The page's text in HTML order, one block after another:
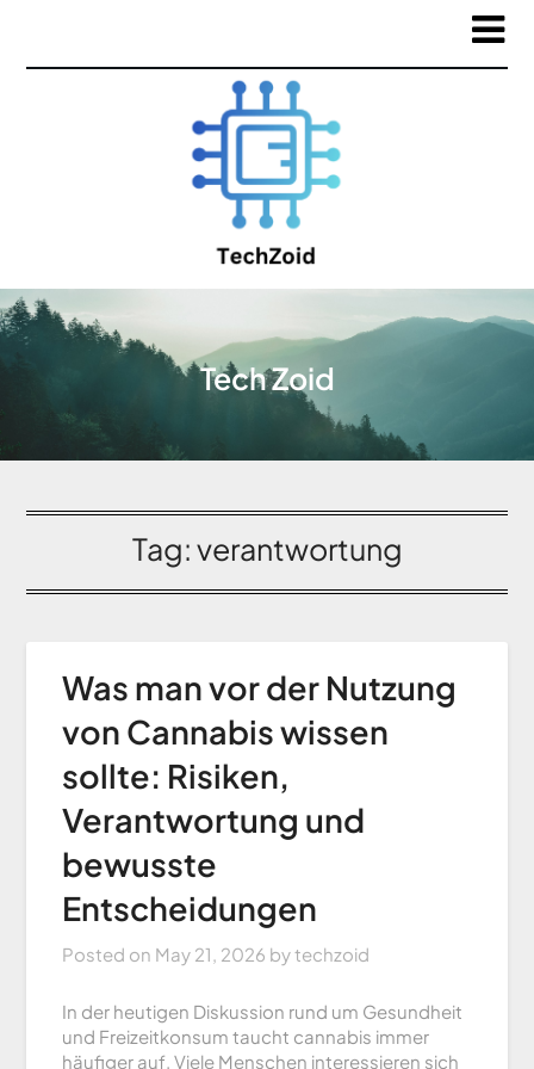
Tech Zoid
Tag:verantwortung
Was man vor der Nutzung
von Cannabis wissen
sollte: Risiken,
Verantwortung und
bewusste
Entscheidungen
Posted on May 21, 2026 bytechzoid
In der heutigen Diskussion rund um Gesundheit
und Freizeitkonsum taucht cannabis immer
häufiger auf. Viele Menschen interessieren sich